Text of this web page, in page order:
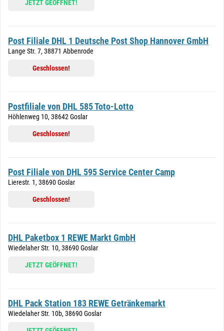
JETZT GEÖFFNET!
Post Filiale DHL 1 Deutsche Post Shop Hannover GmbH
Lange Str. 7, 38871 Abbenrode
Geschlossen!
Postfiliale von DHL 585 Toto-Lotto
Höhlenweg 10, 38642 Goslar
Geschlossen!
Post Filiale von DHL 595 Service Center Camp
Lierestr. 1, 38690 Goslar
Geschlossen!
DHL Paketbox 1 REWE Markt GmbH
Wiedelaher Str. 10, 38690 Goslar
JETZT GEÖFFNET!
DHL Pack Station 183 REWE Getränkemarkt
Wiedelaher Str. 10b, 38690 Goslar